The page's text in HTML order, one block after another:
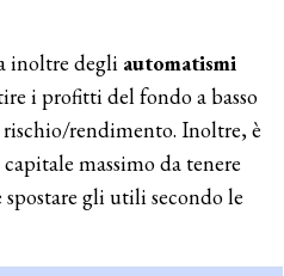
inoltre degli automatismi
i profitti del fondo a basso
rendimento. Inoltre, è
massimo da tenere
gli utili secondo le